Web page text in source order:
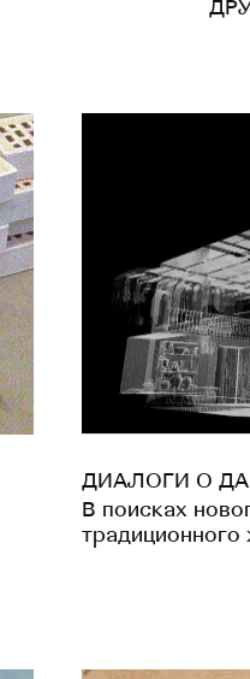
ДИАЛОГИ О
В поисках